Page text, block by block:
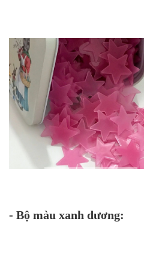
- Bộ màu xanh dương: